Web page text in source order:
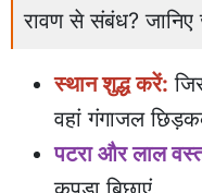
रावण से संबंध? जानिए
स्थान शुद्ध करें:
वहां गंगाजल
पटरा और लाल